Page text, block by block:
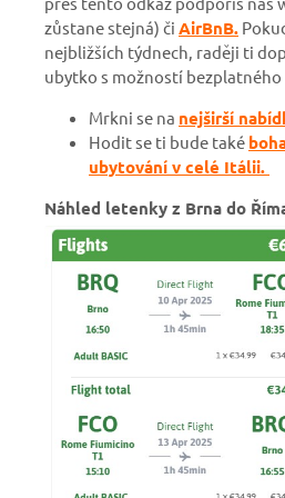
zůstane stejná) či AirBnB.
nejbližších týdnech, raději ti
ubytko s možností bezplatného
Mrkni se na nejširší
Hodit se ti bude také
ubytování v celé Itálii.
Náhled letenky z Brna do